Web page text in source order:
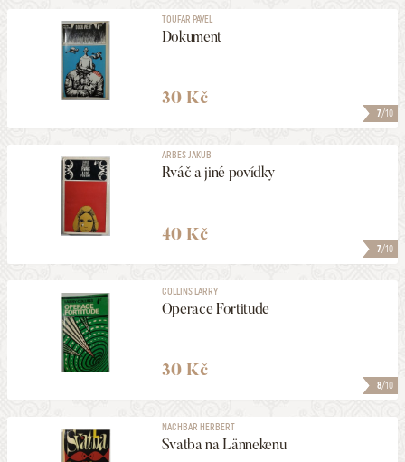
7/10
TOUFAR PAVEL
Dokument
30 Kč
7/10
ARBES JAKUB
Rváč a jiné povídky
40 Kč
8/10
COLLINS LARRY
Operace Fortitude
30 Kč
NACHBAR HERBERT
Svatba na Lännekenu